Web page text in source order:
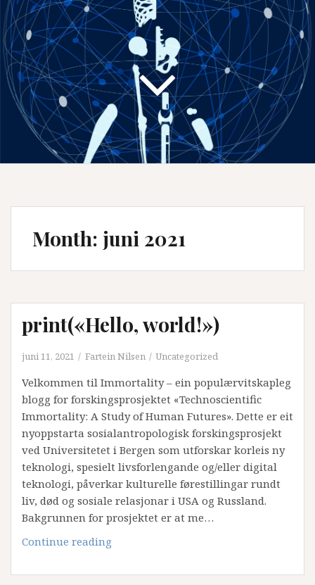
Month: juni 2021
print(«Hello, world!»)
juni 11, 2021 Fartein Nilsen Uncategorized
Velkommen til Immortality – ein populærvitskapleg
blogg for forskingsprosjektet «Technoscientific
Immortality: A Study of Human Futures». Dette er eit
nyoppstarta sosialantropologisk forskingsprosjekt
ved Universitetet i Bergen som utforskar korleis ny
teknologi, spesielt livsforlengande og/eller digital
teknologi, påverkar kulturelle førestillingar rundt
liv, død og sosiale relasjonar i USA og Russland.
Bakgrunnen for prosjektet er at me…
Continue reading